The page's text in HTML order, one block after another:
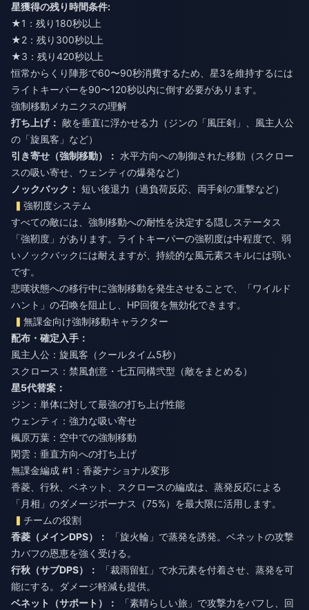
星獲得の残り時間条件:
★1：残り180秒以上
★2：残り300秒以上
★3：残り420秒以上
恒常からくり陣形で60〜90秒消費するため、星3を維持するには
ライトキーパーを90〜120秒以内に倒す必要があります。
強制移動メカニクスの理解
打ち上げ： 敵を垂直に浮かせる力（ジンの「風圧剣」、風主人公
の「旋風客」など）
引き寄せ（強制移動）： 水平方向への制御された移動（スクロー
スの吸い寄せ、ウェンティの爆発など）
ノックバック： 短い後退力（過負荷反応、両手剣の重撃など）
強靭度システム
すべての敵には、強制移動への耐性を決定する隠しステータス
「強靭度」があります。ライトキーパーの強靭度は中程度で、弱
いノックバックには耐えますが、持続的な風元素スキルには弱い
です。
悲嘆状態への移行中に強制移動を発生させることで、「ワイルド
ハント」の召喚を阻止し、HP回復を無効化できます。
無課金向け強制移動キャラクター
配布・確定入手：
風主人公：旋風客（クールタイム5秒）
スクロース：禁風創意・七五同構弐型（敵をまとめる）
星5代替案：
ジン：単体に対して最強の打ち上げ性能
ウェンティ：強力な吸い寄せ
楓原万葉：空中での強制移動
閑雲：垂直方向への打ち上げ
無課金編成 #1：香菱ナショナル変形
香菱、行秋、ベネット、スクロースの編成は、蒸発反応による
「月相」のダメージボーナス（75%）を最大限に活用します。
チームの役割
香菱（メインDPS）：
「旋火輪」で蒸発を誘発。ベネットの攻撃
力バフの恩恵を強く受ける。
行秋（サブDPS）：
「裁雨留虹」で水元素を付着させ、蒸発を可
能にする。ダメージ軽減も提供。
ベネット（サポート）：
「素晴らしい旅」で攻撃力をバフし、回